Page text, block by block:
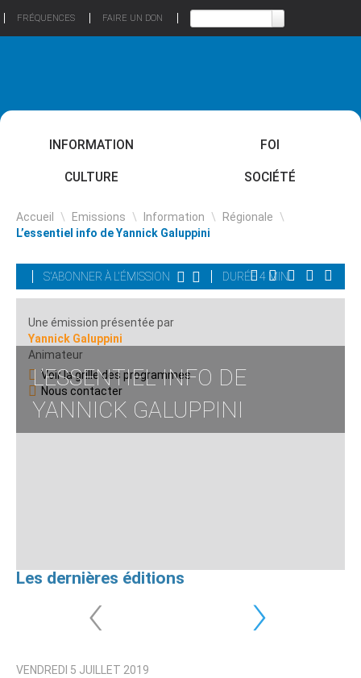
FRÉQUENCES FAIRE UN DON
INFORMATION FOI
CULTURE SOCIÉTÉ
Accueil \ Emissions \ Information \ Régionale \
L’essentiel info de Yannick Galuppini
S'ABONNER À L'ÉMISSION DURÉE 4 MIN
L’ESSENTIEL INFO DE
YANNICK GALUPPINI
Une émission présentée par
Yannick Galuppini
Animateur
Voir la grille des programmes
Nous contacter
Les dernières éditions
‹ ›
VENDREDI 5 JUILLET 2019